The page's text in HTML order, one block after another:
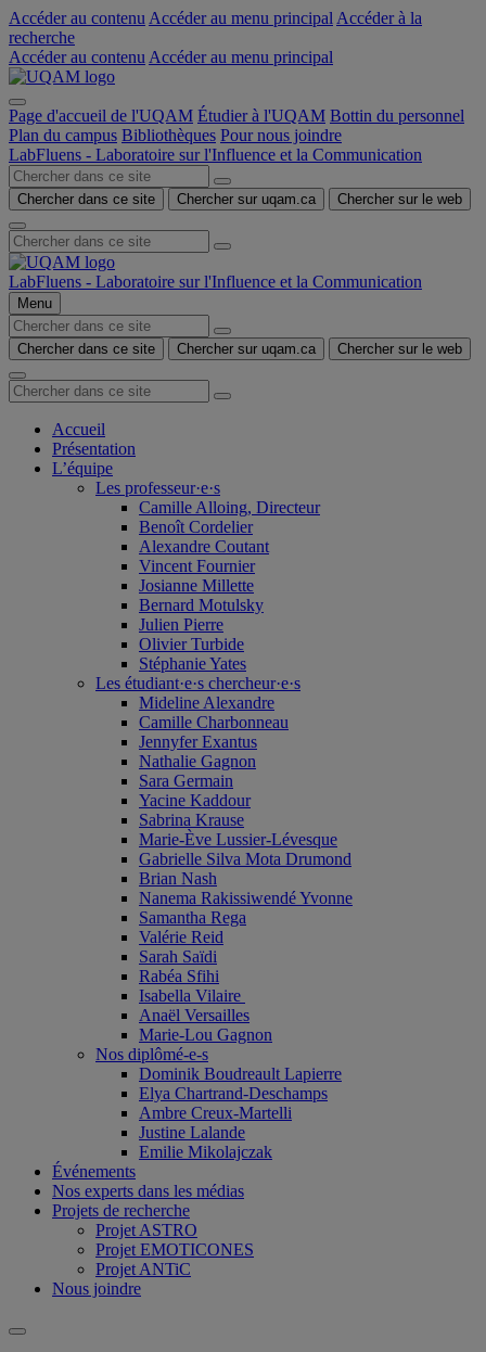
Accéder au contenu Accéder au menu principal Accéder à la
recherche
Accéder au contenu Accéder au menu principal
Page d'accueil de l'UQAM Étudier à l'UQAM Bottin du personnel
Plan du campus Bibliothèques Pour nous joindre
LabFluens - Laboratoire sur l'Influence et la Communication
Chercher dans ce site Chercher sur uqam.ca Chercher sur le web
LabFluens - Laboratoire sur l'Influence et la Communication
Menu
Chercher dans ce site Chercher sur uqam.ca Chercher sur le web
Accueil
Présentation
L’équipe
Les professeur·e·s
Camille Alloing, Directeur
Benoît Cordelier
Alexandre Coutant
Vincent Fournier
Josianne Millette
Bernard Motulsky
Julien Pierre
Olivier Turbide
Stéphanie Yates
Les étudiant·e·s chercheur·e·s
Mideline Alexandre
Camille Charbonneau
Jennyfer Exantus
Nathalie Gagnon
Sara Germain
Yacine Kaddour
Sabrina Krause
Marie-Ève Lussier-Lévesque
Gabrielle Silva Mota Drumond
Brian Nash
Nanema Rakissiwendé Yvonne
Samantha Rega
Valérie Reid
Sarah Saïdi
Rabéa Sfihi
Isabella Vilaire
Anaël Versailles
Marie-Lou Gagnon
Nos diplômé-e-s
Dominik Boudreault Lapierre
Elya Chartrand-Deschamps
Ambre Creux-Martelli
Justine Lalande
Emilie Mikolajczak
Événements
Nos experts dans les médias
Projets de recherche
Projet ASTRO
Projet EMOTICONES
Projet ANTiC
Nous joindre